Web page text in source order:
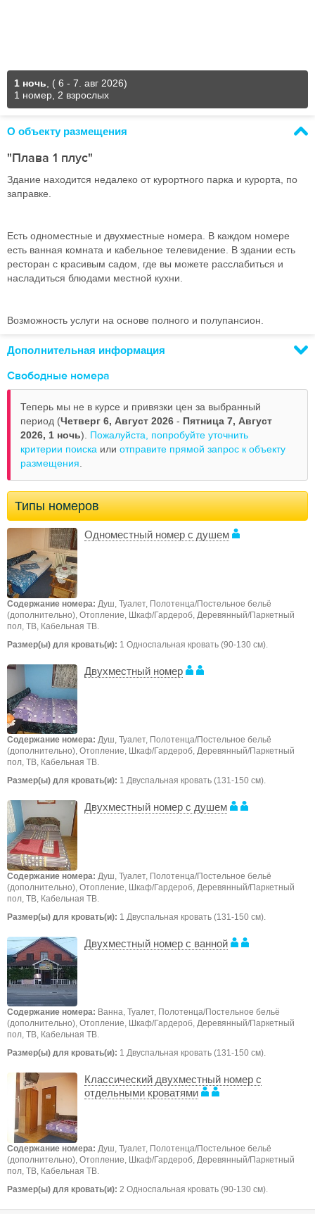
1 ночь
( 6 - 7. авг 2026)
1 номер, 2 взрослых
О объекту размещения
"Плава 1 плус"
Здание находится недалеко от курортного парка и курорта, по
заправке.
Есть одноместные и двухместные номера. В каждом номере
есть ванная комната и кабельное телевидение. В здании есть
ресторан с красивым садом, где вы можете расслабиться и
насладиться блюдами местной кухни.
Возможность услуги на основе полного и полупансион.
Дополнительная информация
Свободные номера
Теперь мы не в курсе и привязки цен за выбранный
период (Четверг 6, Август 2026 - Пятница 7, Август
2026, 1 ночь). Пожалуйста, попробуйте уточнить
критерии поиска или отправите прямой запрос к объекту
размещения.
Типы номеров
Одноместный номер с душем
Содержание номера: Душ, Туалет, Полотенца/Постельное бельё
(дополнительно), Отопление, Шкаф/Гардероб, Деревянный/Паркетный
пол, ТB, Кабельная ТВ.
Размер(ы) для кровать(и): 1 Односпальная кровать (90-130 см).
Двухместный номер
Содержание номера: Душ, Туалет, Полотенца/Постельное бельё
(дополнительно), Отопление, Шкаф/Гардероб, Деревянный/Паркетный
пол, ТB, Кабельная ТВ.
Размер(ы) для кровать(и): 1 Двуспальная кровать (131-150 см).
Двухместный номер с душем
Содержание номера: Душ, Туалет, Полотенца/Постельное бельё
(дополнительно), Отопление, Шкаф/Гардероб, Деревянный/Паркетный
пол, ТB, Кабельная ТВ.
Размер(ы) для кровать(и): 1 Двуспальная кровать (131-150 см).
Двухместный номер с ванной
Содержание номера: Ванна, Туалет, Полотенца/Постельное бельё
(дополнительно), Отопление, Шкаф/Гардероб, Деревянный/Паркетный
пол, ТB, Кабельная ТВ.
Размер(ы) для кровать(и): 1 Двуспальная кровать (131-150 см).
Классический двухместный номер с
отдельными кроватями
Содержание номера: Душ, Туалет, Полотенца/Постельное бельё
(дополнительно), Отопление, Шкаф/Гардероб, Деревянный/Паркетный
пол, ТB, Кабельная ТВ.
Размер(ы) для кровать(и): 2 Односпальная кровать (90-130 см).